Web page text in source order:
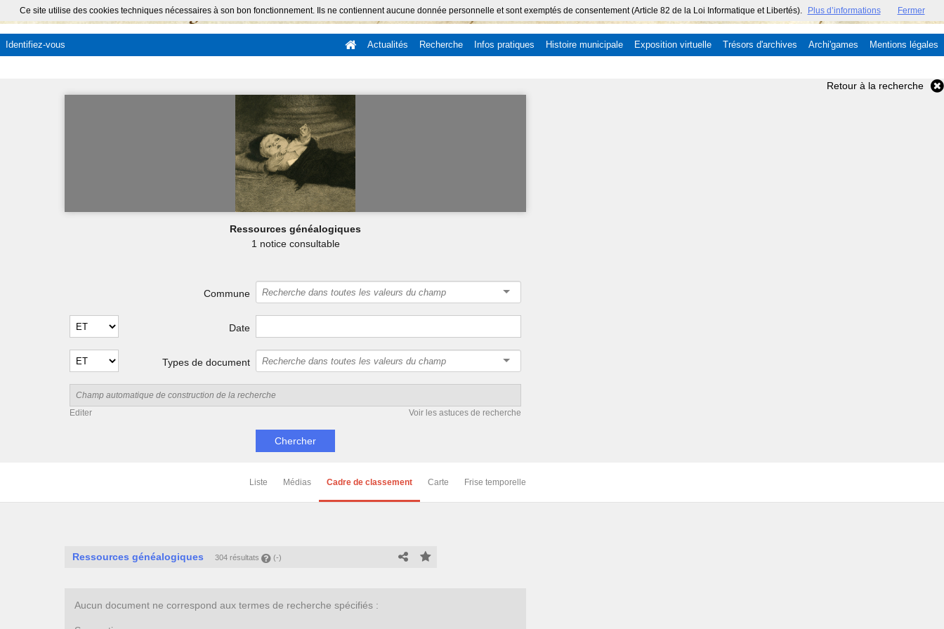
Ce site utilise des cookies techniques nécessaires à son bon fonctionnement. Ils ne contiennent aucune donnée personnelle et sont exemptés de consentement (Article 82 de la Loi Informatique et Libertés). Plus d’informations Fermer
Identifiez-vous Actualités Recherche Infos pratiques Histoire municipale Exposition virtuelle Trésors d'archives Archi'games Mentions légales
Retour à la recherche
Ressources généalogiques
1 notice consultable
Commune
Date
Types de document
Editer Voir les astuces de recherche
Liste Médias Cadre de classement Carte Frise temporelle
Ressources généalogiques 304 résultats (-)
Aucun document ne correspond aux termes de recherche spécifiés :